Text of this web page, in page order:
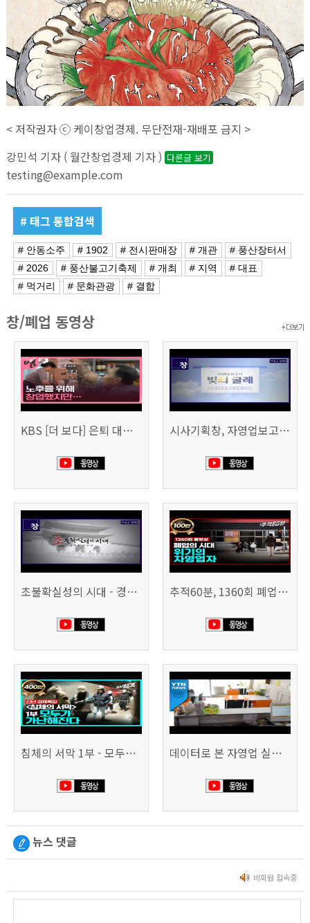
< 저작권자 ⓒ 케이창업경제. 무단전재-재배포 금지 >
강민석 기자 ( 월간창업경제 기자 ) 다른글 보기
testing@example.com
# 태그 통합검색
# 안동소주 # 1902 # 전시판매장 # 개관
# 풍산장터서
# 2026
# 풍산불고기축제 # 개최 # 지역
# 대표
# 먹거리
# 문화관광 # 결합
창/폐업 동영상
KBS [더 보다] 은퇴 대신 폐업 시사기획창, 자영업보고서 빚의 굴레 507회 (KBS 25.6.10)
초불확실성의 시대 - 경제를 구하라 494회 (KBS 25.2.11) 추적60분, 1360회 폐업의 시대, 위기의 자영업자
침체의 서막 1부 - 모두가 가난해진다 | 시사직격 신년특집 데이터로 본 자영업 실태 - 매출 '뚝', 장수 업소도 '휘청'
뉴스 댓글
비회원 접속중